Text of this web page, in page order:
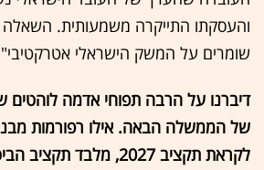
והעסקתו התייקרה משמעותית. השאלה
שומרים על המשק הישראלי
דיברנו על הרבה תפוחי אדמה
של הממשלה הבאה. אילו רפורמות
לקראת תקציב 2027, מלבד תקציב הביטחון?